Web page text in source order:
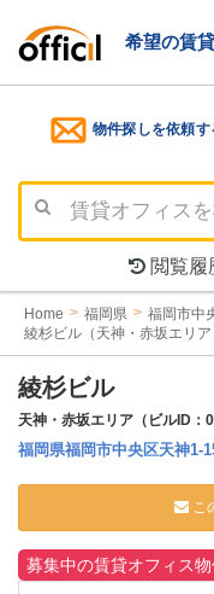
希望の賃
物件探しを依頼す
閲覧履
Home 福岡県
福岡市中
綾杉ビル（天神・赤坂エリ
綾杉ビル
天神・赤坂エリア（ビルID：
福岡県福岡市中央区天神1-
こ
募集中の賃貸オフィス